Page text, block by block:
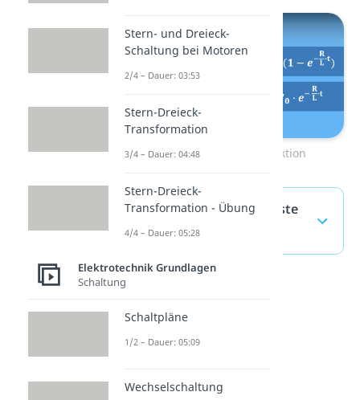
Zum Video: Selbstinduktion
Induktivität — häufigste
Fragen(ausklappen)
Stern- und Dreieck-
Schaltung bei Motoren
2/4 – Dauer: 03:53
Stern-Dreieck-
Transformation
3/4 – Dauer: 04:48
Stern-Dreieck-
Transformation - Übung
4/4 – Dauer: 05:28
Elektrotechnik Grundlagen
Schaltung
Schaltpläne
1/2 – Dauer: 05:09
Wechselschaltung